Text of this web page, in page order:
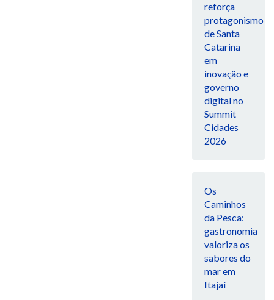
reforça
protagonismo
de Santa
Catarina
em
inovação e
governo
digital no
Summit
Cidades
2026
Os
Caminhos
da Pesca:
gastronomia
valoriza os
sabores do
mar em
Itajaí